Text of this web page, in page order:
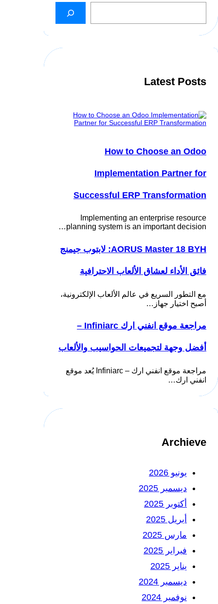
c
Latest Posts
How to Choose an Odoo
Implementation Partner for
Successful ERP Transformation
Implementing an enterprise resource
planning system is an important decision…
AORUS Master 18 BYH: لابتوب جيمنج
فائق الأداء لعشاق الألعاب الاحترافية
مع التطور السريع في عالم الألعاب الإلكترونية،
أصبح اختيار جهاز…
مراجعة موقع انفني ارك Infiniarc –
أفضل وجهة لتجميعات الحواسيب والألعاب
مراجعة موقع انفني ارك – Infiniarc يُعد موقع
انفني ارك…
Archieve
يونيو 2026
ديسمبر 2025
أكتوبر 2025
أبريل 2025
مارس 2025
فبراير 2025
يناير 2025
ديسمبر 2024
نوفمبر 2024